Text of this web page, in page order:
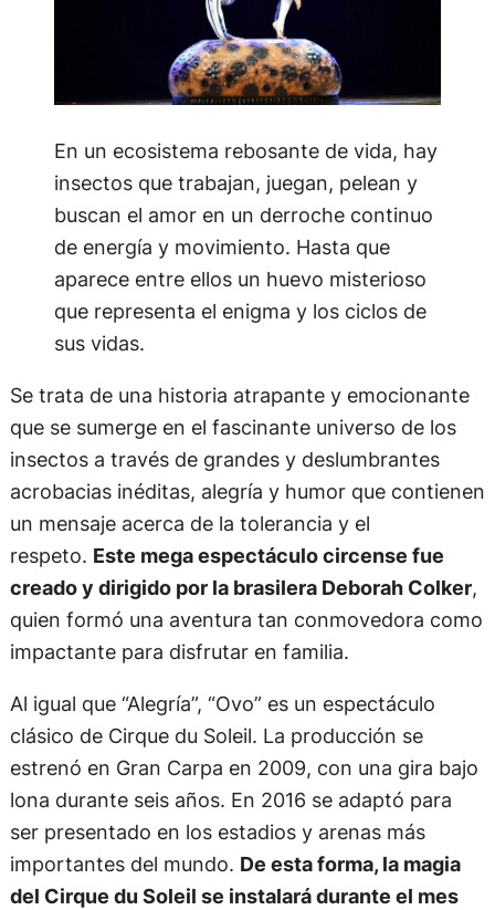
En un ecosistema rebosante de vida, hay
insectos que trabajan, juegan, pelean y
buscan el amor en un derroche continuo
de energía y movimiento. Hasta que
aparece entre ellos un huevo misterioso
que representa el enigma y los ciclos de
sus vidas.
Se trata de una historia atrapante y emocionante
que se sumerge en el fascinante universo de los
insectos a través de grandes y deslumbrantes
acrobacias inéditas, alegría y humor que contienen
un mensaje acerca de la tolerancia y el
respeto. Este mega espectáculo circense fue
creado y dirigido por la brasilera Deborah Colker,
quien formó una aventura tan conmovedora como
impactante para disfrutar en familia.
Al igual que “Alegría”, “Ovo” es un espectáculo
clásico de Cirque du Soleil. La producción se
estrenó en Gran Carpa en 2009, con una gira bajo
lona durante seis años. En 2016 se adaptó para
ser presentado en los estadios y arenas más
importantes del mundo. De esta forma, la magia
del Cirque du Soleil se instalará durante el mes